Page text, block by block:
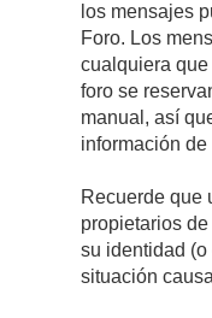
los mensajes
Foro. Los
cualquiera
foro se
manual, así
información
Recuerde que
propietarios
su identidad
situación